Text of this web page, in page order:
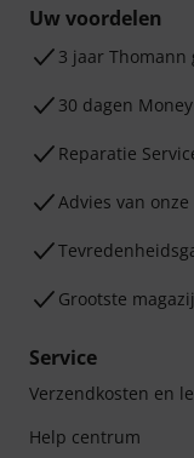
Uw voordelen
3 jaar Thomann
30 dagen
Reparatie
Advies van
Grootste
Service
Verzendkosten en
Help centrum